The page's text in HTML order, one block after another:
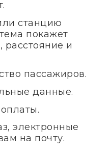
станцию
покажет
расстояние и
пассажиров.
данные.
электронные
на почту.